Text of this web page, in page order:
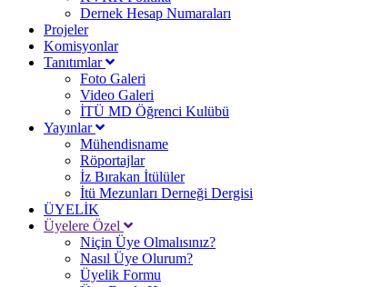
Dernek Hesap Numaraları
Projeler
Komisyonlar
Tanıtımlar
Foto Galeri
Video Galeri
İTÜ MD Öğrenci Kulübü
Yayınlar
Mühendisname
Röportajlar
İz Bırakan İtülüler
İtü Mezunları Derneği Dergisi
ÜYELİK
Üyelere Özel
Niçin Üye Olmalısınız?
Nasıl Üye Olurum?
Üyelik Formu